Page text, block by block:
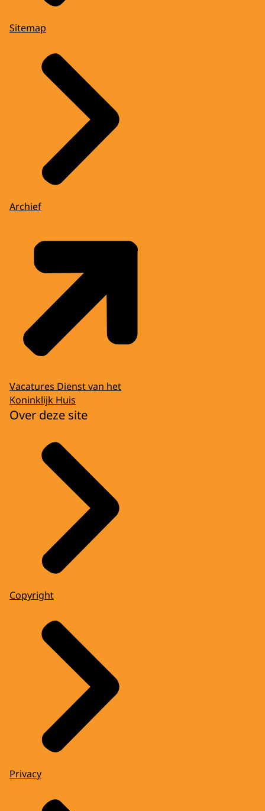
Sitemap
Archief
Vacatures Dienst van het
Koninklijk Huis
Over deze site
Copyright
Privacy